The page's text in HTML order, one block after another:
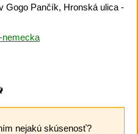
Gogo Pančík, Hronská ulica -
nemecka
nejakú skúsenosť?